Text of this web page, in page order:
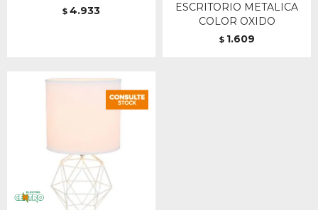
$ 4.933
ESCRITORIO METALICA
COLOR OXIDO
$ 1.609